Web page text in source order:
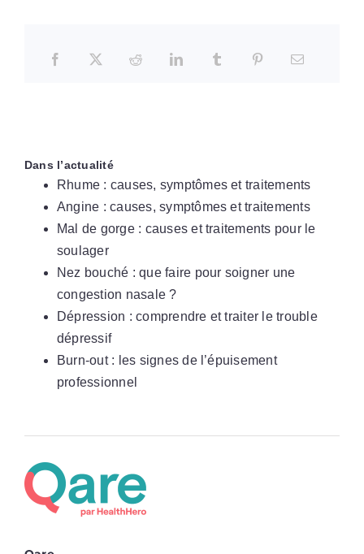
Dans l’actualité
Rhume : causes, symptômes et traitements
Angine : causes, symptômes et traitements
Mal de gorge : causes et traitements pour le
soulager
Nez bouché : que faire pour soigner une
congestion nasale ?
Dépression : comprendre et traiter le trouble
dépressif
Burn-out : les signes de l’épuisement
professionnel